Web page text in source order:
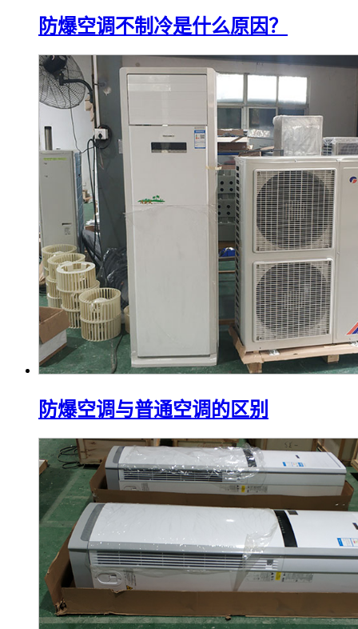
防爆空调不制冷是什么原因？
防爆空调与普通空调的区别